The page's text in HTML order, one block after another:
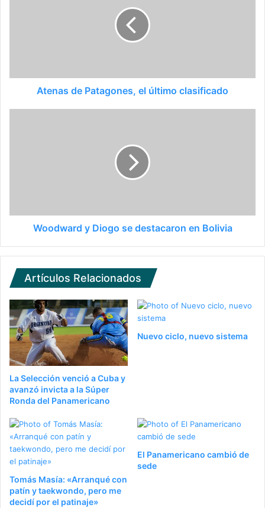
Atenas de Patagones, el último clasificado
Woodward y Diogo se destacaron en Bolivia
Artículos Relacionados
La Selección venció a Cuba y
avanzó invicta a la Súper
Ronda del Panamericano
Nuevo ciclo, nuevo sistema
Tomás Masía: «Arranqué con
patín y taekwondo, pero me
decidí por el patinaje»
El Panamericano cambió de
sede